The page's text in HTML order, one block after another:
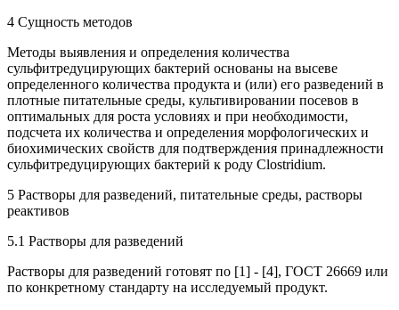
4 Сущность методов
Методы выявления и определения количества
сульфитредуцирующих бактерий основаны на высеве
определенного количества продукта и (или) его разведений в
плотные питательные среды, культивировании посевов в
оптимальных для роста условиях и при необходимости,
подсчета их количества и определения морфологических и
биохимических свойств для подтверждения принадлежности
сульфитредуцирующих бактерий к роду Clostridium.
5 Растворы для разведений, питательные среды, растворы
реактивов
5.1 Растворы для разведений
Растворы для разведений готовят по [1] - [4], ГОСТ 26669 или
по конкретному стандарту на исследуемый продукт.